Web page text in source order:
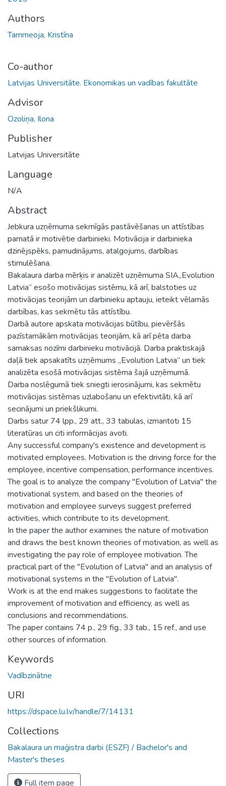
Authors
Tammeoja, Kristīna
Co-author
Latvijas Universitāte. Ekonomikas un vadības fakultāte
Advisor
Ozoliņa, Ilona
Publisher
Latvijas Universitāte
Language
N/A
Abstract
Jebkura uzņēmuma sekmīgās pastāvēšanas un attīstības
pamatā ir motivētie darbinieki. Motivācija ir darbinieka
dzinējspēks, pamudinājums, atalgojums, darbības
stimulēšana.
Bakalaura darba mērķis ir analizēt uzņēmuma SIA„Evolution
Latvia” esošo motivācijas sistēmu, kā arī, balstoties uz
motivācijas teorijām un darbinieku aptauju, ieteikt vēlamās
darbības, kas sekmētu tās attīstību.
Darbā autore apskata motivācijas būtību, pievēršās
pazīstamākām motivācijas teorijām, kā arī pēta darba
samaksas nozīmi darbinieku motivācijā. Darba praktiskajā
daļā tiek apsakatīts uzņēmums „Evolution Latvia” un tiek
analizēta esošā motivācijas sistēma šajā uzņēmumā.
Darba noslēgumā tiek sniegti ierosinājumi, kas sekmētu
motivācijas sistēmas uzlabošanu un efektivitāti, kā arī
secinājumi un priekšlikumi.
Darbs satur 74 lpp., 29 att., 33 tabulas, izmantoti 15
literatūras un citi informācijas avoti.
Any successful company's existence and development is
motivated employees. Motivation is the driving force for the
employee, incentive compensation, performance incentives.
The goal is to analyze the company "Evolution of Latvia" the
motivational system, and based on the theories of
motivation and employee surveys suggest preferred
activities, which contribute to its development.
In the paper the author examines the nature of motivation
and draws the best known theories of motivation, as well as
investigating the pay role of employee motivation. The
practical part of the "Evolution of Latvia" and an analysis of
motivational systems in the "Evolution of Latvia".
Work is at the end makes suggestions to facilitate the
improvement of motivation and efficiency, as well as
conclusions and recommendations.
The paper contains 74 p., 29 fig., 33 tab., 15 ref., and use
other sources of information.
Keywords
Vadībzinātne
URI
https://dspace.lu.lv/handle/7/14131
Collections
Bakalaura un maģistra darbi (ESZF) / Bachelor's and
Master's theses
Full item page